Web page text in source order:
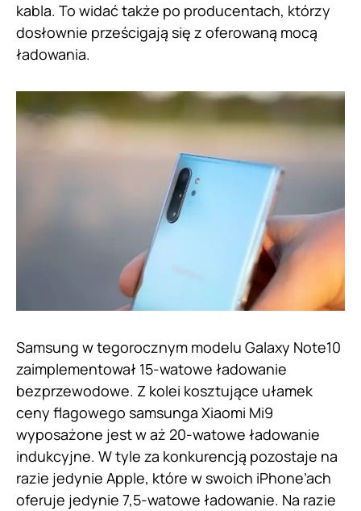
kabla. To widać także po producentach, którzy
dosłownie prześcigają się z oferowaną mocą
ładowania.
Samsung w tegorocznym modelu Galaxy Note10
zaimplementował 15-watowe ładowanie
bezprzewodowe. Z kolei kosztujące ułamek
ceny flagowego samsunga Xiaomi Mi9
wyposażone jest w aż 20-watowe ładowanie
indukcyjne. W tyle za konkurencją pozostaje na
razie jedynie Apple, które w swoich iPhone’ach
oferuje jedynie 7,5-watowe ładowanie. Na razie